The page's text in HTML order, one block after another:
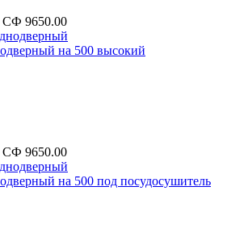
СФ 9650.00
на 500 высокий
СФ 9650.00
на 500 под посудосушитель